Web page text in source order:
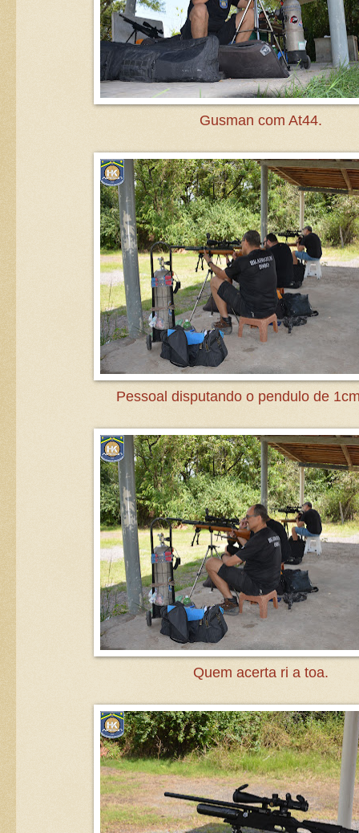
Gusman com At44.
Pessoal disputando o pendulo de
Quem acerta ri a toa.